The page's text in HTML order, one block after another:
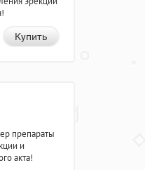
Купить
препараты
и
акта!